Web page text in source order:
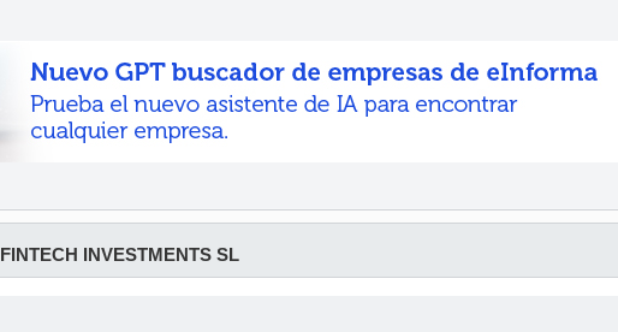
FINTECH INVESTMENTS SL